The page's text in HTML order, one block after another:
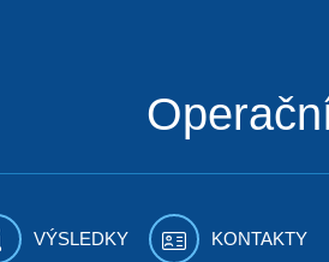
VÝSLEDKY KONTAKTY